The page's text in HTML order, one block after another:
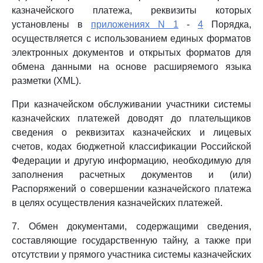
казначейского платежа, реквизиты которых
установлены в приложениях N 1 - 4 Порядка,
осуществляется с использованием единых форматов
электронных документов и открытых форматов для
обмена данными на основе расширяемого языка
разметки (XML).
При казначейском обслуживании участники системы
казначейских платежей доводят до плательщиков
сведения о реквизитах казначейских и лицевых
счетов, кодах бюджетной классификации Российской
Федерации и другую информацию, необходимую для
заполнения расчетных документов и (или)
Распоряжений о совершении казначейского платежа
в целях осуществления казначейских платежей.
7. Обмен документами, содержащими сведения,
составляющие государственную тайну, а также при
отсутствии у прямого участника системы казначейских